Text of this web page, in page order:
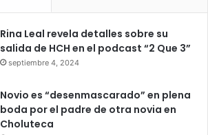
Rina Leal revela detalles sobre su
salida de HCH en el podcast “2 Que 3”
septiembre 4, 2024
Novio es “desenmascarado” en plena
boda por el padre de otra novia en
Choluteca